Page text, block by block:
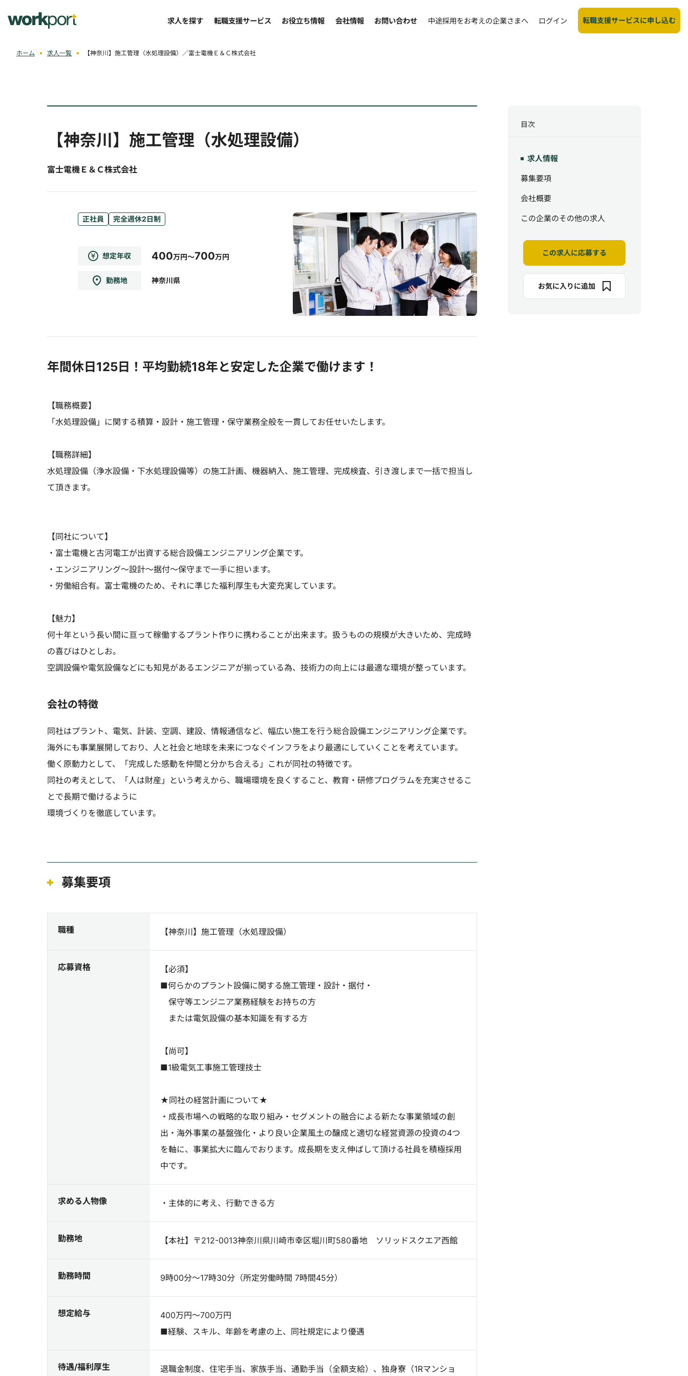
求人を探す 転職支援サービス お役立ち情報 会社情報 お問い合わせ 中途採用をお考えの企業さまへ ログイン 転職支援サービスに申し込む
ホーム 求人一覧 【神奈川】施工管理（水処理設備）／富士電機Ｅ＆Ｃ株式会社
【神奈川】施工管理（水処理設備）
富士電機Ｅ＆Ｃ株式会社
正社員 完全週休2日制
想定年収 400万円～700万円
勤務地 神奈川県
年間休日125日！平均勤続18年と安定した企業で働けます！
【職務概要】
「水処理設備」に関する積算・設計・施工管理・保守業務全般を一貫してお任せいたします。
【職務詳細】
水処理設備（浄水設備・下水処理設備等）の施工計画、機器納入、施工管理、完成検査、引き渡しまで一括で担当し
て頂きます。
【同社について】
・富士電機と古河電工が出資する総合設備エンジニアリング企業です。
・エンジニアリング～設計～据付～保守まで一手に担います。
・労働組合有。富士電機のため、それに準じた福利厚生も大変充実しています。
【魅力】
何十年という長い間に亘って稼働するプラント作りに携わることが出来ます。扱うものの規模が大きいため、完成時
の喜びはひとしお。
空調設備や電気設備などにも知見があるエンジニアが揃っている為、技術力の向上には最適な環境が整っています。
会社の特徴
同社はプラント、電気、計装、空調、建設、情報通信など、幅広い施工を行う総合設備エンジニアリング企業です。
海外にも事業展開しており、人と社会と地球を未来につなぐインフラをより最適にしていくことを考えています。
働く原動力として、「完成した感動を仲間と分かち合える」これが同社の特徴です。
同社の考えとして、「人は財産」という考えから、職場環境を良くすること、教育・研修プログラムを充実させるこ
とで長期で働けるように
環境づくりを徹底しています。
募集要項
職種 【神奈川】施工管理（水処理設備）
応募資格
【必須】
■何らかのプラント設備に関する施工管理・設計・据付・
保守等エンジニア業務経験をお持ちの方
または電気設備の基本知識を有する方
【尚可】
■1級電気工事施工管理技士
★同社の経営計画について★
・成長市場への戦略的な取り組み・セグメントの融合による新たな事業領域の創
出・海外事業の基盤強化・より良い企業風土の醸成と適切な経営資源の投資の4つ
を軸に、事業拡大に臨んでおります。成長期を支え伸ばして頂ける社員を積極採用
中です。
求める人物像 ・主体的に考え、行動できる方
勤務地 【本社】〒212-0013神奈川県川崎市幸区堀川町580番地 ソリッドスクエア西館
勤務時間 9時00分～17時30分（所定労働時間 7時間45分）
想定給与
400万円～700万円
■経験、スキル、年齢を考慮の上、同社規定により優遇
待遇/福利厚生
退職金制度、住宅手当、家族手当、通勤手当（全額支給）、独身寮（1Rマンショ
目次
求人情報
募集要項
会社概要
この企業のその他の求人
この求人に応募する
お気に入りに追加